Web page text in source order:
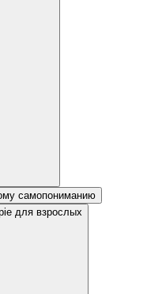
самопониманию
для взрослых